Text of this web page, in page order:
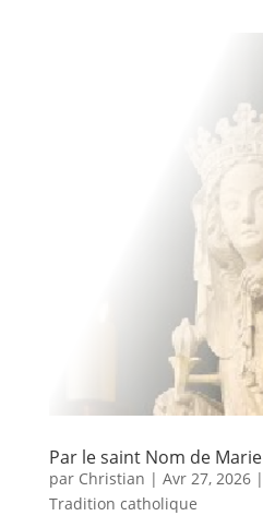
Par le saint Nom de Marie
par Christian | Avr 27, 2026|
Tradition catholique